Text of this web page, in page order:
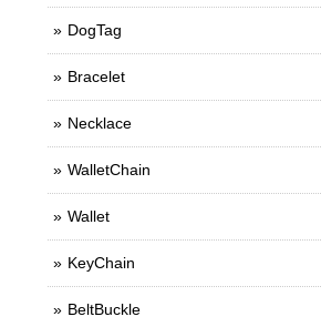
DogTag
Bracelet
Necklace
WalletChain
Wallet
KeyChain
BeltBuckle